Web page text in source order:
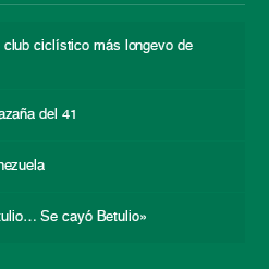
club ciclístico más longevo de
del 41
Se cayó Betulio»